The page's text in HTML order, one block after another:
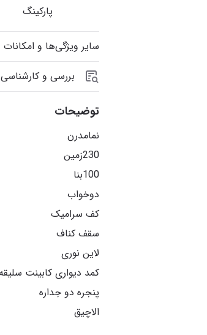
پارکینگ
سایر ویژگی‌ها و امکانات
بررسی و کارشناسی
توضیحات